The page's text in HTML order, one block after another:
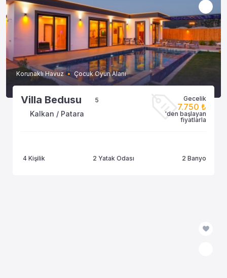
Korunaklı Havuz Çocuk Oyun Alanı
Villa Bedusu 5
Kalkan / Patara
Gecelik
7.750 ₺
'den başlayan
fiyatlarla
4 Kişilik 2 Yatak Odası 2 Banyo